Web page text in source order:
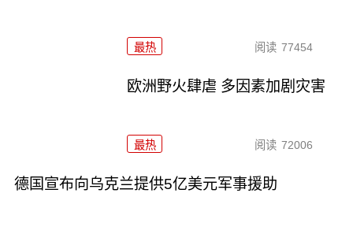
最热 阅读 77454
欧洲野火肆虐 多因素加剧灾害
最热 阅读 72006
德国宣布向乌克兰提供5亿美元军事援助